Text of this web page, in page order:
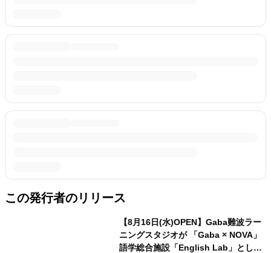
この発行者のリリース
【8月16日(水)OPEN】Gaba難波ラー
ニングスタジオが 「Gaba × NOVA」
語学総合施設「English Lab」として